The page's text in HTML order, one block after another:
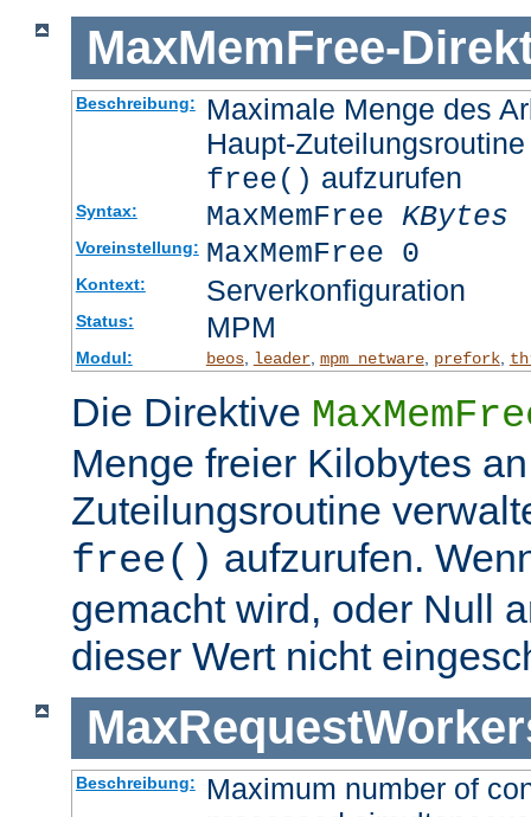
MaxMemFree-
Beschreibung:
Maximale Menge des
Haupt-
free() aufzurufen
Syntax: MaxMemFree KBytes
Voreinstellung: MaxMemFree 0
Kontext: Serverkonfiguration
Status: MPM
Modul: beos, leader, mpm_netware, prefork,
Die Direktive
Menge freier Kilobytes
Zuteilungsroutine
free() aufzurufen.
gemacht wird, oder Null
dieser Wert nicht
Beschreibung:
Maximum number of